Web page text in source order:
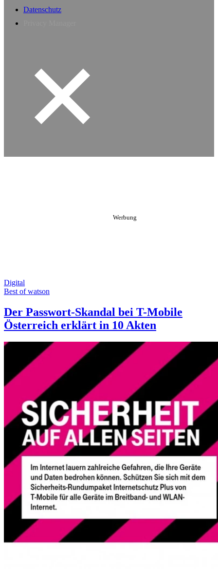
Datenschutz
Digital
Best of watson
Der Passwort-Skandal bei T-Mobile
Österreich erklärt in 10 Akten